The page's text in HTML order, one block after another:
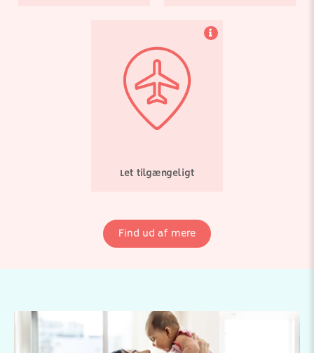
Let tilgængeligt
Find ud af mere